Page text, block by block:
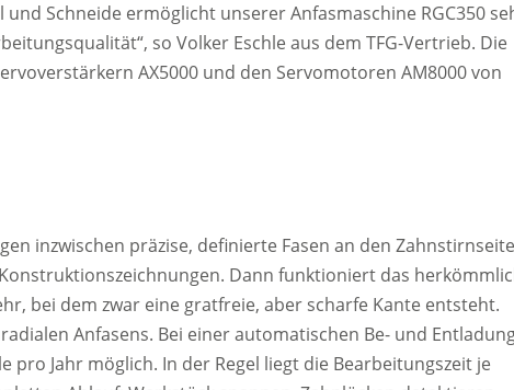
Schneide ermöglicht unserer Anfasmaschine RGC350
so Volker Eschle aus dem TFG-Vertrieb. Die
AX5000 und den Servomotoren AM8000 von
inzwischen präzise, definierte Fasen an den
Dann funktioniert das
bei dem zwar eine gratfreie, aber scharfe Kante entsteht.
Anfasens. Bei einer automatischen Be- und
pro Jahr möglich. In der Regel liegt die Bearbeitungszeit je